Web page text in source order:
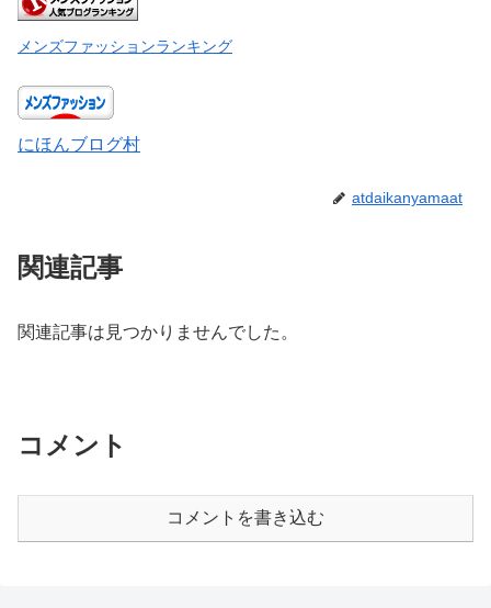
メンズファッションランキング
にほんブログ村
atdaikanyamaat
関連記事
関連記事は見つかりませんでした。
コメント
コメントを書き込む